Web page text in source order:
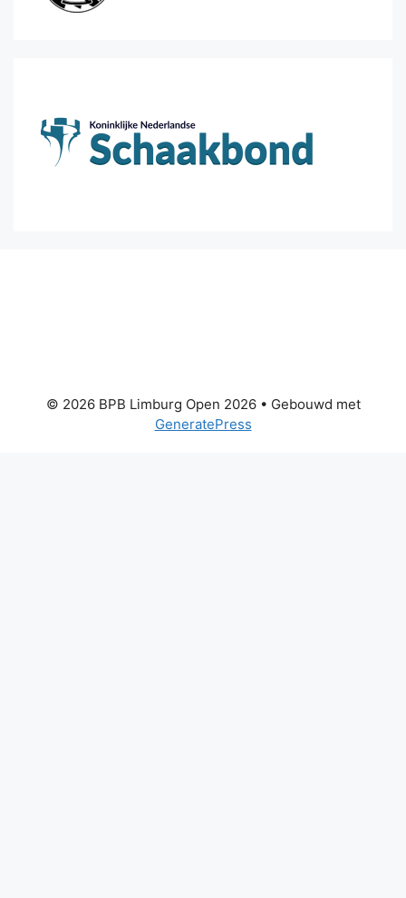
© 2026 BPB Limburg Open 2026• Gebouwd met
GeneratePress